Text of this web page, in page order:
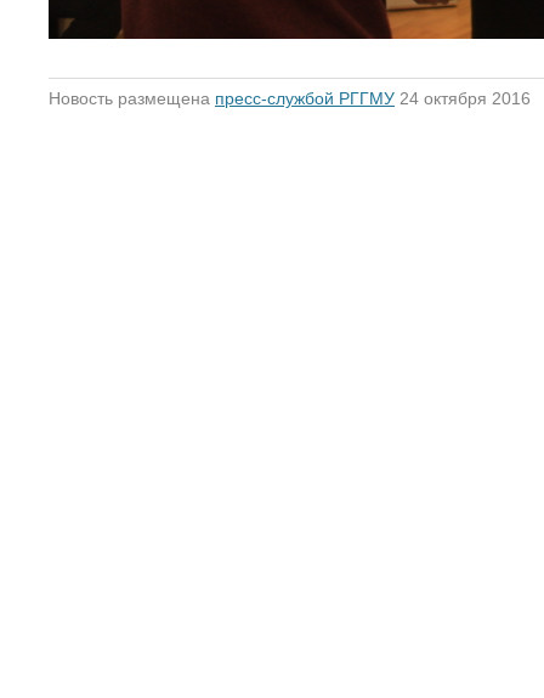
Новость размещена пресс-службой РГГМУ 24 октября 2016